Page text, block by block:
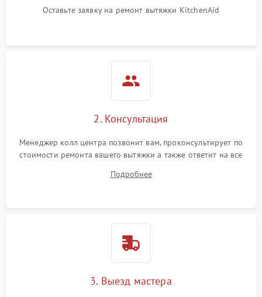
Оставьте заявку на ремонт вытяжки KitchenAid
2. Консультация
Менеджер колл центра позвонит вам, проконсультирует по
стоимости ремонта вашего вытяжки а также ответит на все
Подробнее
3. Выезд мастера